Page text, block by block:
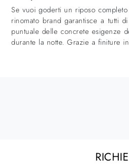
Se vuoi goderti un riposo
rinomato brand garantisce a tutti
puntuale delle concrete esigenze
durante la notte. Grazie a finiture